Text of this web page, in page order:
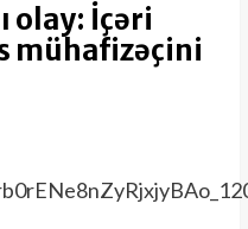
olay: İçəri
mühafizəçini